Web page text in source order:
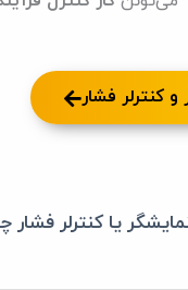
کنترلر فشار
یا کنترلر فشار